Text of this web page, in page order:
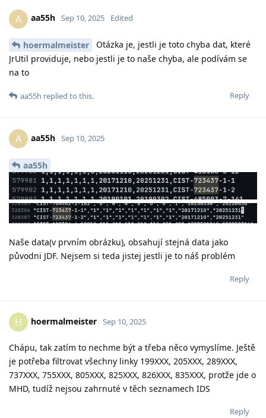
A aa55h Sep 10, 2025 Edited
hoermalmeister
Otázka je, jestli je toto chyba dat, které
JrUtil providuje, nebo jestli je to naše chyba, ale podívám se
na to
Reply
aa55h replied to this.
A aa55h Sep 10, 2025
aa55h
Naše data(v prvním obrázku), obsahují stejná data jako
původni JDF. Nejsem si teda jistej jestli je to náš problém
Reply
H hoermalmeister Sep 10, 2025
Chápu, tak zatím to nechme být a třeba něco vymyslíme. Ještě
je potřeba filtrovat všechny linky 199XXX, 205XXX, 289XXX,
737XXX, 755XXX, 805XXX, 825XXX, 826XXX, 835XXX, protže jde o
MHD, tudíž nejsou zahrnuté v těch seznamech IDS
Reply